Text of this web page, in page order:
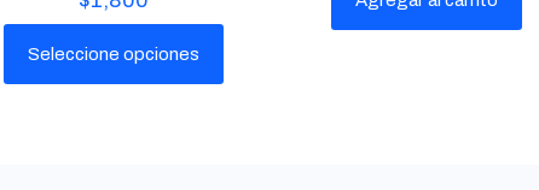
Seleccione opciones